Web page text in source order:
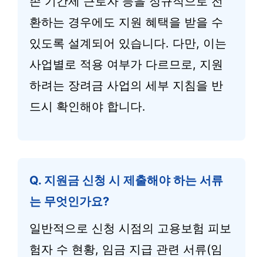
환하는 경우에도 지원 혜택을 받을 수
있도록 설계되어 있습니다. 다만, 이는
사업별로 적용 여부가 다르므로, 지원
하려는 장려금 사업의 세부 지침을 반
드시 확인해야 합니다.
Q. 지원금 신청 시 제출해야 하는 서류
는 무엇인가요?
일반적으로 신청 시점의 고용보험 피보
험자 수 현황, 임금 지급 관련 서류(임